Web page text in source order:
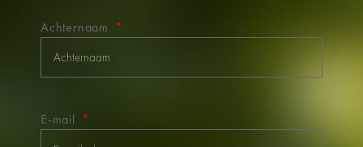
Achternaam
E-mail